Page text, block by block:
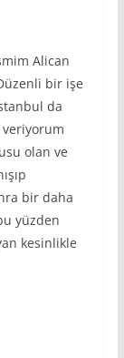
Alican
bir işe
da
olan ve
bir daha
yüzden
kesinlikle